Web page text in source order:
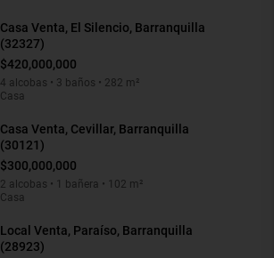
Casa Venta, El Silencio, Barranquilla
(32327)
$420,000,000
4 alcobas • 3 baños • 282 m²
Casa
Casa Venta, Cevillar, Barranquilla
(30121)
$300,000,000
2 alcobas • 1 bañera • 102 m²
Casa
Local Venta, Paraíso, Barranquilla
(28923)